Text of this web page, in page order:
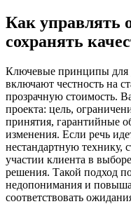
Как управлять
сохранять
Ключевые принципы для
включают честность на
прозрачную стоимость.
проекта: цель,
принятия, гарантийные
изменения. Если речь
нестандартную технику,
участии клиента в
решения. Такой подход
недопонимания и
соответствовать